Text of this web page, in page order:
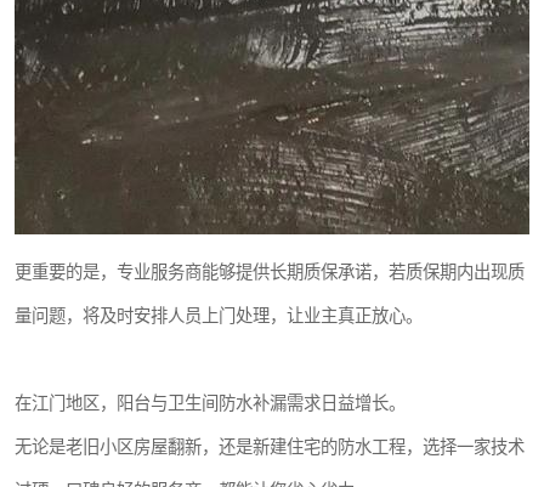
更重要的是，专业服务商能够提供长期质保承诺，若质保期内出现质
量问题，将及时安排人员上门处理，让业主真正放心。
在江门地区，阳台与卫生间防水补漏需求日益增长。
无论是老旧小区房屋翻新，还是新建住宅的防水工程，选择一家技术